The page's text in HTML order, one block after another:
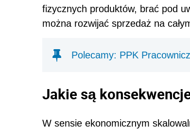
fizycznych produktów, brać pod
można rozwijać sprzedaż na
Polecamy: PPK
Jakie są
W sensie ekonomicznym